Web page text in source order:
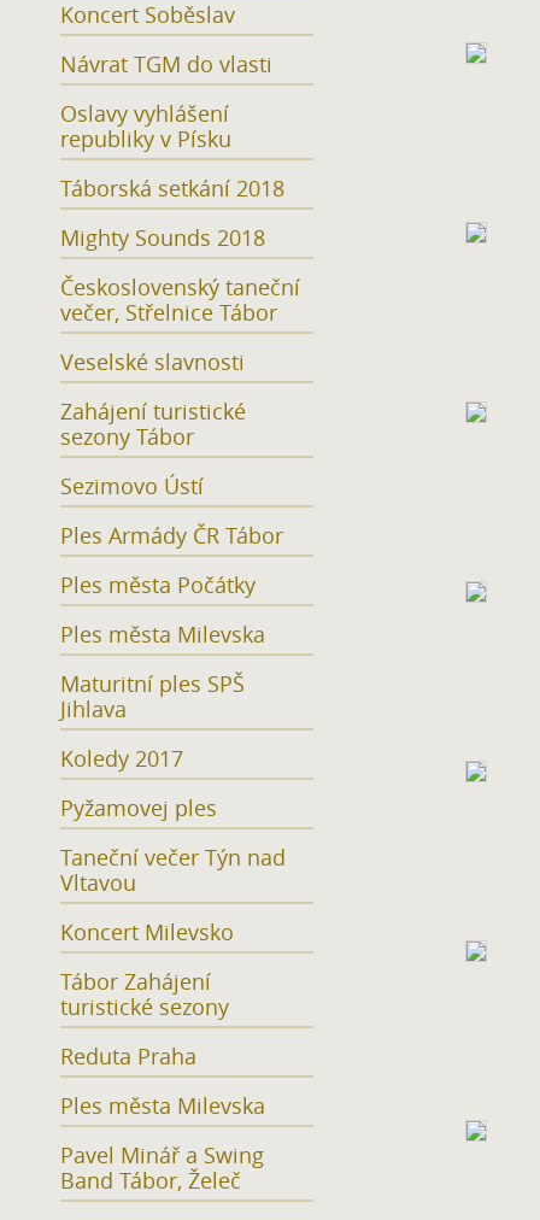
Koncert Soběslav
Návrat TGM do vlasti
Oslavy vyhlášení
republiky v Písku
Táborská setkání 2018
Mighty Sounds 2018
Československý taneční
večer, Střelnice Tábor
Veselské slavnosti
Zahájení turistické
sezony Tábor
Sezimovo Ústí
Ples Armády ČR Tábor
Ples města Počátky
Ples města Milevska
Maturitní ples SPŠ
Jihlava
Koledy 2017
Pyžamovej ples
Taneční večer Týn nad
Vltavou
Koncert Milevsko
Tábor Zahájení
turistické sezony
Reduta Praha
Ples města Milevska
Pavel Minář a Swing
Band Tábor, Želeč